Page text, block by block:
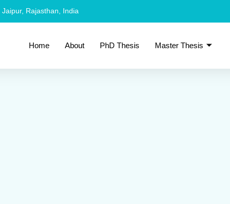
Jaipur, Rajasthan, India
Home About PhD Thesis Master Thesis